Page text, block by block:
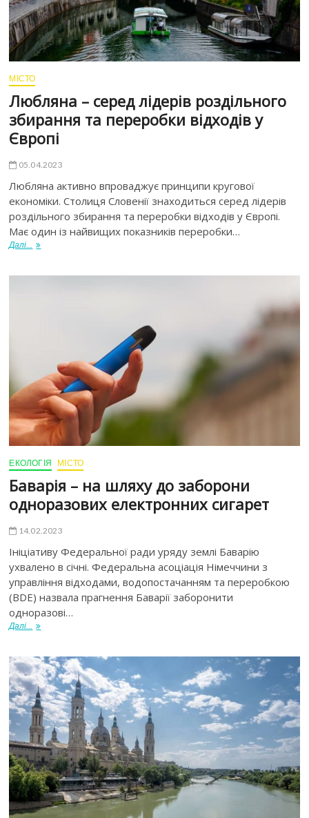
МІСТО
Любляна – серед лідерів роздільного
збирання та переробки відходів у
Європі
05.04.2023
Любляна активно впроваджує принципи кругової
економіки. Столиця Словенії знаходиться серед лідерів
роздільного збирання та переробки відходів у Європі.
Має один із найвищих показників переробки…
Далі...
ЕКОЛОГІЯ МІСТО
Баварія – на шляху до заборони
одноразових електронних сигарет
14.02.2023
Ініціативу Федеральної ради уряду землі Баварію
ухвалено в січні. Федеральна асоціація Німеччини з
управління відходами, водопостачанням та переробкою
(BDE) назвала прагнення Баварії заборонити
одноразові…
Далі...